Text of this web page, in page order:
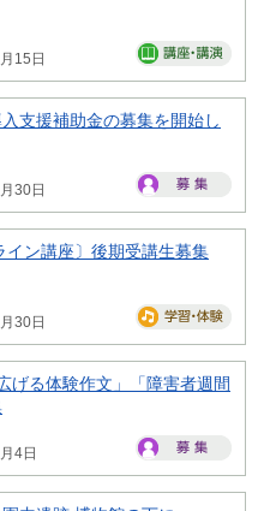
15日
支援補助金の募集を開始し
30日
イン講座〕後期受講生募集
30日
げる体験作文」「障害者週間
4日